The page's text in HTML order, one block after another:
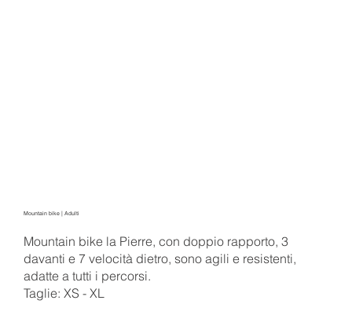
Mountain bike | Adulti
Mountain bike la Pierre, con doppio rapporto, 3
davanti e 7 velocità dietro, sono agili e resistenti,
adatte a tutti i percorsi.
Taglie: XS - XL